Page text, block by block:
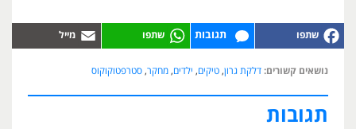
תגובות
נושאים קשורים: דלקת גרון, טיקים, ילדים, מחקר, סטרפטוקוקוס
תגובות